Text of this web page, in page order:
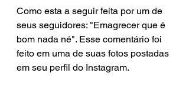
Como esta a seguir feita por um de
seus seguidores: "Emagrecer que é
bom nada né". Esse comentário foi
feito em uma de suas fotos postadas
em seu perfil do Instagram.